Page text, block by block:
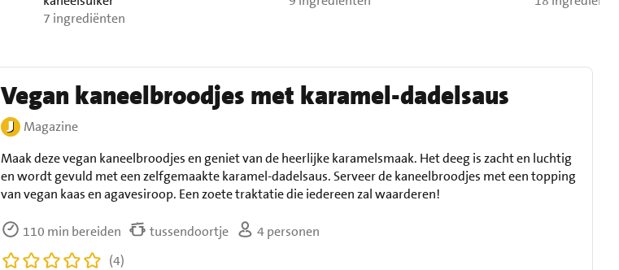
7 ingrediënten
Vegan kaneelbroodjes met karamel-dadelsaus
Magazine
Maak deze vegan kaneelbroodjes en geniet van de heerlijke karamelsmaak. Het deeg is zacht en luchtig
en wordt gevuld met een zelfgemaakte karamel-dadelsaus. Serveer de kaneelbroodjes met een topping
van vegan kaas en agavesiroop. Een zoete traktatie die iedereen zal waarderen!
110 min bereiden tussendoortje
4 personen
(4)